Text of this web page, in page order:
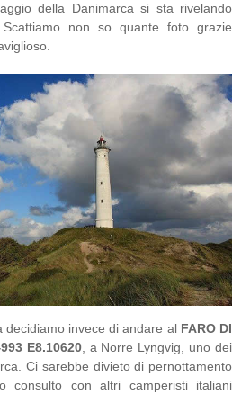
della Danimarca si sta rivelando
Scattiamo non so quante foto grazie
decidiamo invece di andare alFARO DI
E8.10620, a Norre Lyngvig, uno dei
Ci sarebbe divieto di pernottamento
consulto con altri camperisti italiani